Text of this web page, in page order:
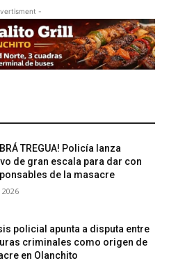
-
TREGUA! Policía lanza
de gran escala para dar con
de la masacre
policial apunta a disputa entre
criminales como origen de
en Olanchito